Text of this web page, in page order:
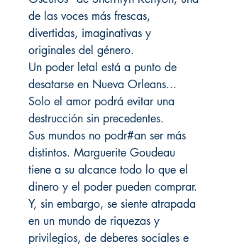
de las voces más frescas,
divertidas, imaginativas y
originales del género.
Un poder letal está a punto de
desatarse en Nueva Orleans...
Solo el amor podrá evitar una
destrucción sin precedentes.
Sus mundos no podr#an ser más
distintos. Marguerite Goudeau
tiene a su alcance todo lo que el
dinero y el poder pueden comprar.
Y, sin embargo, se siente atrapada
en un mundo de riquezas y
privilegios, de deberes sociales e